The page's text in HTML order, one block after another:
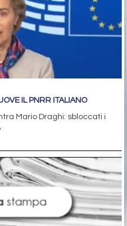
IL PNRR ITALIANO
Mario Draghi: sbloccati i